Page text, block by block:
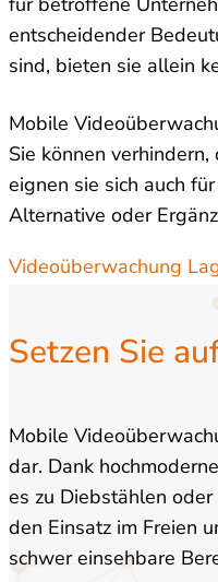
entscheidender
sind, bieten sie allein
Mobile
Sie können
eignen sie sich auch
Alternative oder
Videoüberwachung
Setzen Sie
Mobile
dar. Dank
es zu Diebstählen
den Einsatz im Freien
schwer einsehbare